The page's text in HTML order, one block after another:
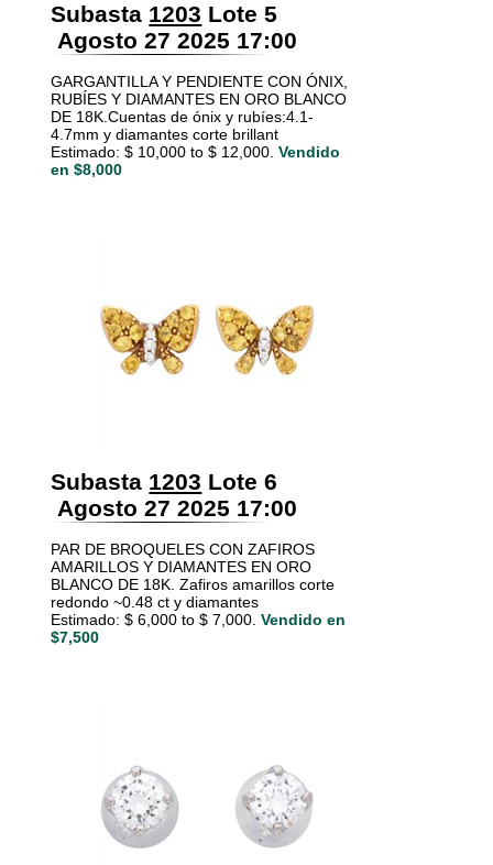
Subasta 1203 Lote 5
Agosto 27 2025 17:00
GARGANTILLA Y PENDIENTE CON ÓNIX,
RUBÍES Y DIAMANTES EN ORO BLANCO
DE 18K.Cuentas de ónix y rubíes:4.1-
4.7mm y diamantes corte brillant
Estimado: $ 10,000 to $ 12,000. Vendido
en $8,000
Subasta 1203 Lote 6
Agosto 27 2025 17:00
PAR DE BROQUELES CON ZAFIROS
AMARILLOS Y DIAMANTES EN ORO
BLANCO DE 18K. Zafiros amarillos corte
redondo ~0.48 ct y diamantes
Estimado: $ 6,000 to $ 7,000. Vendido en
$7,500